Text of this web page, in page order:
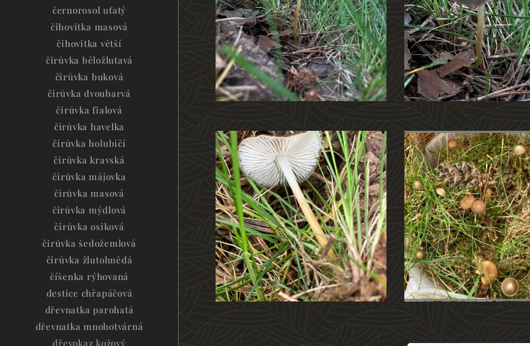
černorosol uťatý
čihovitka masová
čihovitka větší
čirůvka běložlutavá
čirůvka buková
čirůvka dvoubarvá
čirůvka fialová
čirůvka havelka
čirůvka holubičí
čirůvka kravská
čirůvka májovka
čirůvka masová
čirůvka mýdlová
čirůvka osiková
čirůvka šedožemlová
čirůvka žlutohnědá
číšenka rýhovaná
destice chřapáčová
dřevnatka parohatá
dřevnatka mnohotvárná
dřevokaz kožový